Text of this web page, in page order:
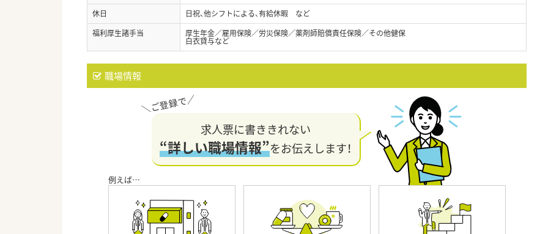
休日
日祝、他シフトによる、有給休暇 など
福利厚生諸手当
厚生年金／雇用保険／労災保険／薬剤師賠償責任保険／その他健保
白衣貸与など
職場情報
求人票に書ききれない
“詳しい職場情報”をお伝えします！